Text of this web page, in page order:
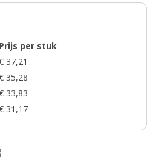
Prijs per stuk
37,21
35,28
33,83
31,17